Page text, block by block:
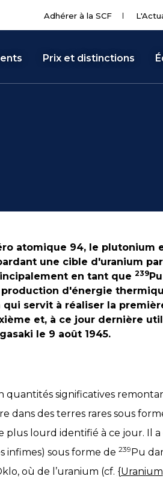
Adhérer à la SCF
Prix et distinctions
atomique 94, le plutonium
une cible d'uranium
en tant que 239
d'énergie
servit à réaliser la
et, à ce jour dernière
le 9 août 1945.
significatives
des terres rares sous
plus lourd identifié à ce jour. Il
infimes) sous forme de 239Pu
où de l’uranium (cf. {Uranium